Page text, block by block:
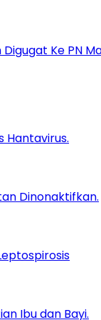
Ke PN
Hantavirus.
Dinonaktifkan.
Ibu dan Bayi.